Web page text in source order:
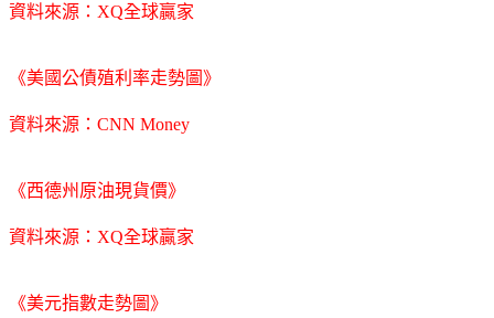
資料來源：XQ全球贏家
《美國公債殖利率走勢圖》
資料來源：CNN Money
《西德州原油現貨價》
資料來源：XQ全球贏家
《美元指數走勢圖》